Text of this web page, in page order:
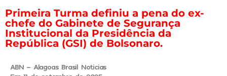
Primeira Turma definiu a pena do ex-
chefe do Gabinete de Segurança
Institucional da Presidência da
República (GSI) de Bolsonaro.
ABN - Alagoas Brasil Noticias